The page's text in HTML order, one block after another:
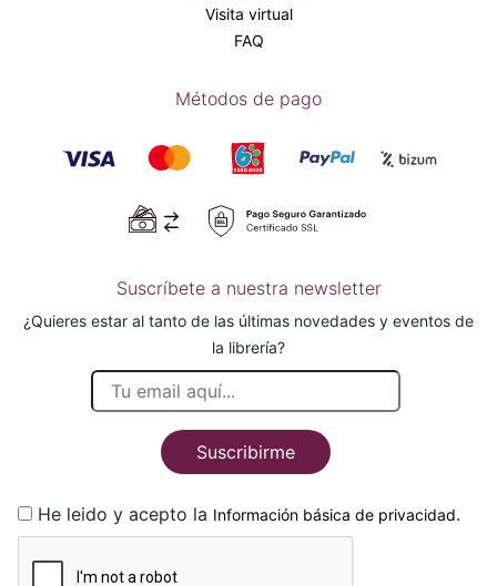
Visita virtual
FAQ
Métodos de pago
Suscríbete a nuestra newsletter
¿Quieres estar al tanto de las últimas novedades y eventos de
la librería?
Suscribirme
He leido y acepto la Información básica de privacidad.